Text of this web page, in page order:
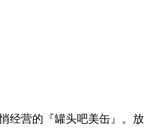
经营的『罐头吧美缶』。